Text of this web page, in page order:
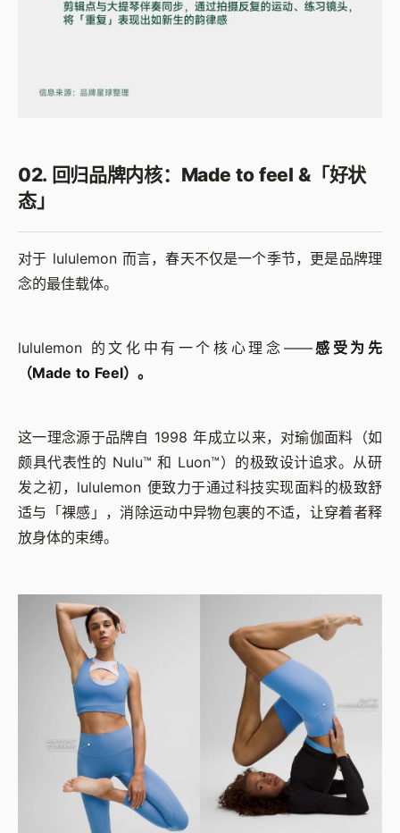
02. 回归品牌内核：Made to feel &「好状
态」
对于 lululemon 而言，春天不仅是一个季节，更是品牌理
念的最佳载体。
lululemon 的文化中有一个核心理念——感受为先
（Made to Feel）。
这一理念源于品牌自 1998 年成立以来，对瑜伽面料（如
颇具代表性的 Nulu™ 和 Luon™）的极致设计追求。从研
发之初，lululemon 便致力于通过科技实现面料的极致舒
适与「裸感」，消除运动中异物包裹的不适，让穿着者释
放身体的束缚。